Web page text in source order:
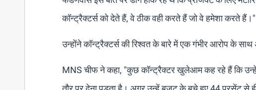
कॉन्ट्रैक्टर्स को देते हैं, वे ठीक वही करते हैं जो वे हमेशा करते हैं।"
उन्होंने कॉन्ट्रैक्टर्स की रिश्वत के बारे में एक गंभीर आरोप के
MNS चीफ ने कहा, "कुछ कॉन्ट्रैक्टर खुलेआम कह रहे हैं कि उन्हें